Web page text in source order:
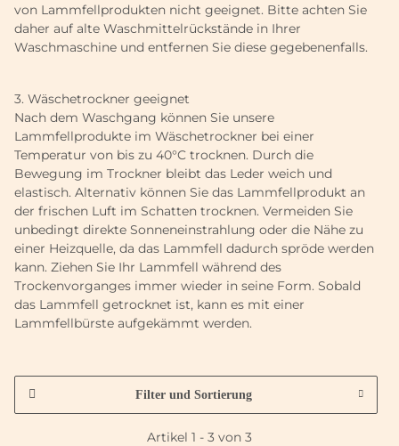
von Lammfellprodukten nicht geeignet. Bitte achten Sie
daher auf alte Waschmittelrückstände in Ihrer
Waschmaschine und entfernen Sie diese gegebenenfalls.
3. Wäschetrockner geeignet
Nach dem Waschgang können Sie unsere
Lammfellprodukte im Wäschetrockner bei einer
Temperatur von bis zu 40°C trocknen. Durch die
Bewegung im Trockner bleibt das Leder weich und
elastisch. Alternativ können Sie das Lammfellprodukt an
der frischen Luft im Schatten trocknen. Vermeiden Sie
unbedingt direkte Sonneneinstrahlung oder die Nähe zu
einer Heizquelle, da das Lammfell dadurch spröde werden
kann. Ziehen Sie Ihr Lammfell während des
Trockenvorganges immer wieder in seine Form. Sobald
das Lammfell getrocknet ist, kann es mit einer
Lammfellbürste aufgekämmt werden.
Filter und Sortierung
Artikel 1 - 3 von 3